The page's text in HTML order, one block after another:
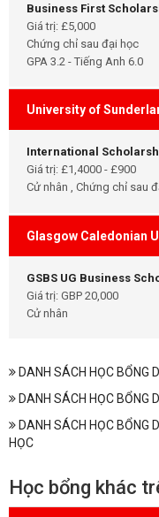
Business First
Giá trị: £5,000
Chứng chỉ sau đại học
GPA 3.2 - Tiếng Anh 6.0
University of
International
Giá trị: £1,4000 - £900
Cử nhân , Chứng chỉ sau
Glasgow Caledonian
GSBS UG Business
Giá trị: GBP 20,000
Cử nhân
DANH SÁCH HỌC BỔNG
DANH SÁCH HỌC BỔNG
DANH SÁCH HỌC BỔNG
HỌC
Học bổng khác